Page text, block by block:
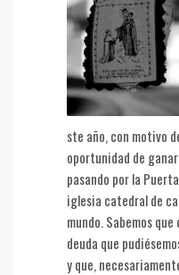
ste año, con motivo
oportunidad de
pasando por la
iglesia catedral de
mundo. Sabemos
deuda que
y que,